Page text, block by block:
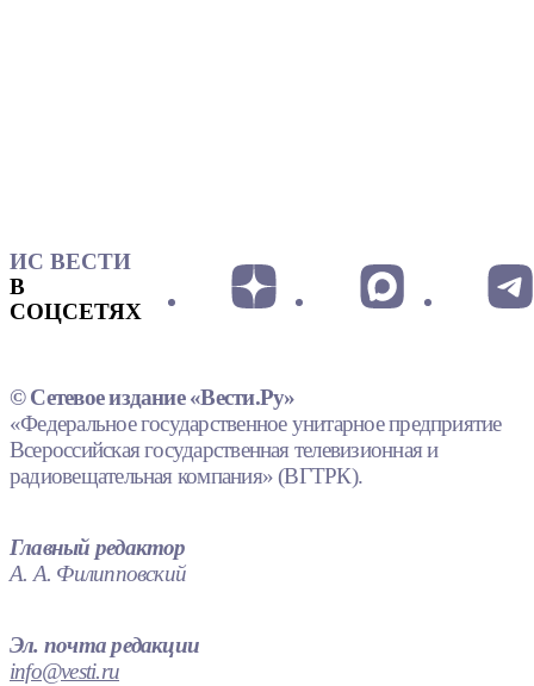
ИС ВЕСТИ
В
СОЦСЕТЯХ
© Сетевое издание «Вести.Ру»
«Федеральное государственное унитарное предприятие
Всероссийская государственная телевизионная и
радиовещательная компания» (ВГТРК).
Главный редактор
А. А. Филипповский
Эл. почта редакции
info@vesti.ru